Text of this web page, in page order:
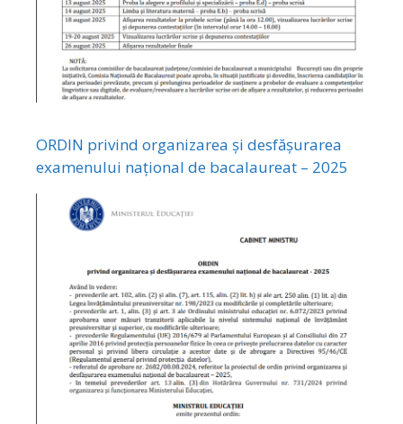
ORDIN privind organizarea și desfășurarea
examenului național de bacalaureat – 2025